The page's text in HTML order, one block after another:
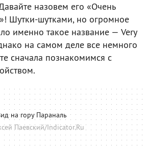
назовем его «Очень
Шутки-шутками, но огромное
именно такое название — Very
на самом деле все немного
сначала познакомимся с
на гору Параналь
Паевский/Indicator.Ru